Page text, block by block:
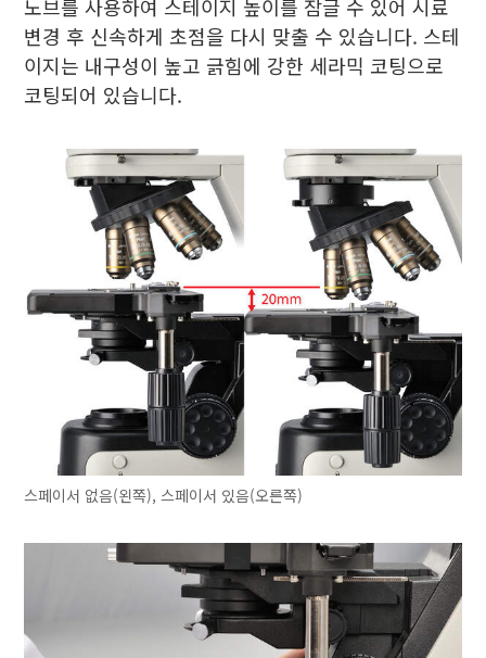
노브를 사용하여 스테이지 높이를 잠글 수 있어 시료
변경 후 신속하게 초점을 다시 맞출 수 있습니다. 스테
이지는 내구성이 높고 긁힘에 강한 세라믹 코팅으로
코팅되어 있습니다.
스페이서 없음(왼쪽), 스페이서 있음(오른쪽)